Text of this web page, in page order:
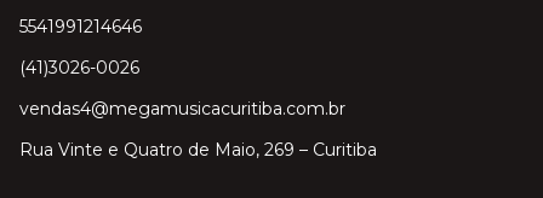
5541991214646
(41)3026-0026
vendas4@megamusicacuritiba.com.br
Rua Vinte e Quatro de Maio, 269 – Curitiba